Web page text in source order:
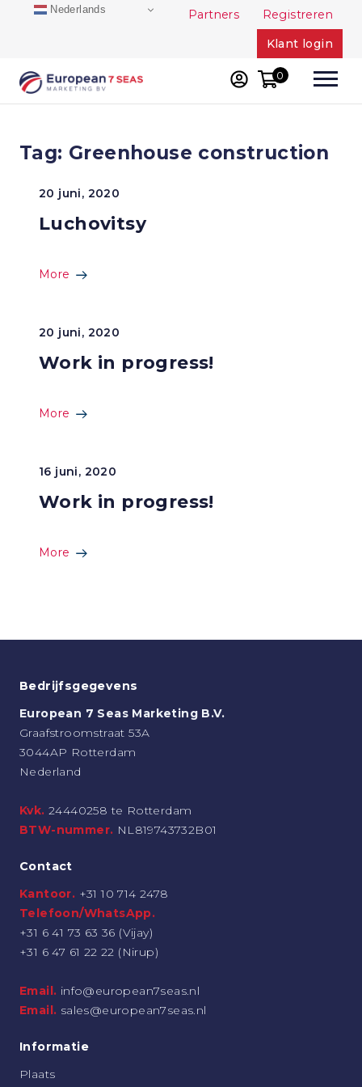
Partners
Registreren
Klant login
0
Tag: Greenhouse construction
20 juni, 2020
Luchovitsy
More
20 juni, 2020
Work in progress!
More
16 juni, 2020
Work in progress!
More
Bedrijfsgegevens
European 7 Seas Marketing B.V.
Graafstroomstraat 53A
3044AP Rotterdam
Nederland
Kvk. 24440258 te Rotterdam
BTW-nummer. NL819743732B01
Contact
Kantoor. +31 10 714 2478
Telefoon/WhatsApp.
+31 6 41 73 63 36 (Vijay)
+31 6 47 61 22 22 (Nirup)
Email. info@european7seas.nl
Email. sales@european7seas.nl
Informatie
Plaats
Nederlands